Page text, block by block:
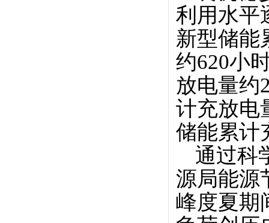
利用水平
新型储能
约620小
放电量约
计充放电
储能累计
通过科
源局能源
峰度夏期